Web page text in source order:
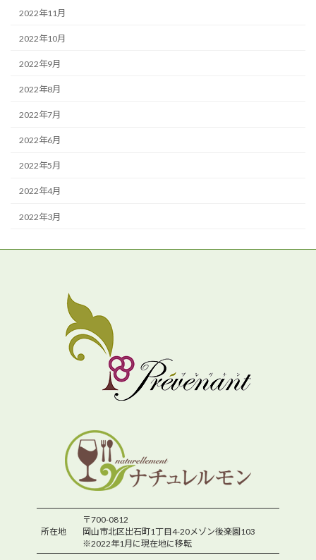
2022年11月
2022年10月
2022年9月
2022年8月
2022年7月
2022年6月
2022年5月
2022年4月
2022年3月
所在地
〒700-0812
岡山市北区出石町1丁目4-20メゾン後楽園103
※2022年1月に現在地に移転